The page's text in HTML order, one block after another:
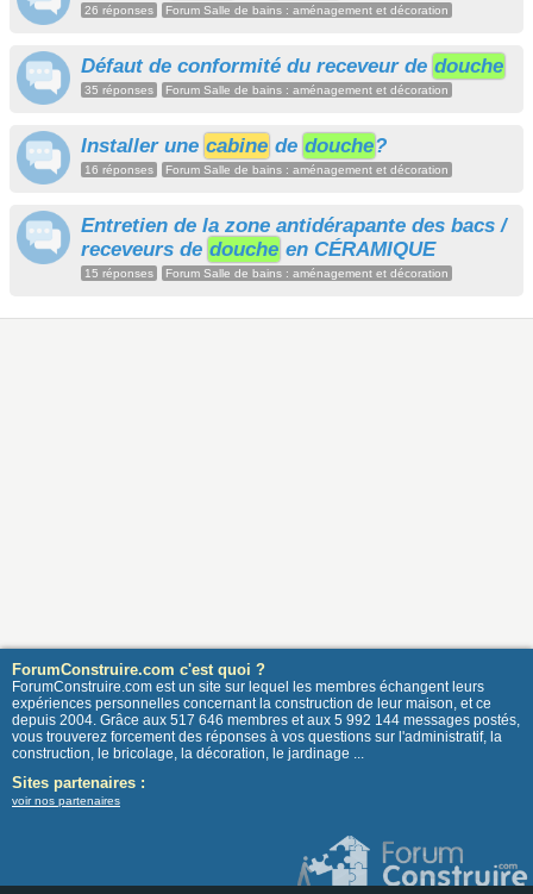
26 réponses Forum Salle de bains : aménagement et décoration
Défaut de conformité du receveur de douche
35 réponses Forum Salle de bains : aménagement et décoration
Installer une cabine de douche?
16 réponses Forum Salle de bains : aménagement et décoration
Entretien de la zone antidérapante des bacs /
receveurs de douche en CÉRAMIQUE
15 réponses Forum Salle de bains : aménagement et décoration
ForumConstruire.com c'est quoi ?
ForumConstruire.com est un site sur lequel les membres échangent leurs
expériences personnelles concernant la construction de leur maison, et ce
depuis 2004. Grâce aux 517 646 membres et aux 5 992 144 messages postés,
vous trouverez forcement des réponses à vos questions sur l'administratif, la
construction, le bricolage, la décoration, le jardinage ...
Sites partenaires :
voir nos partenaires